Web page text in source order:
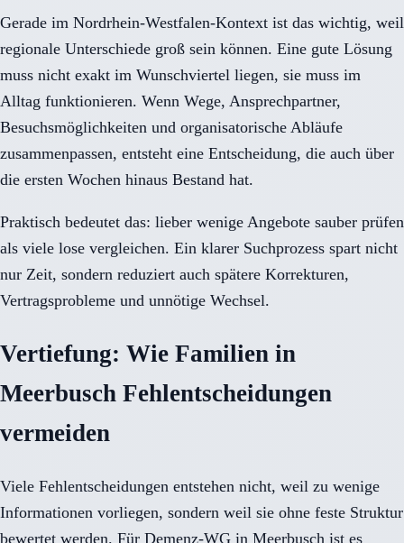
Gerade im Nordrhein-Westfalen-Kontext ist das wichtig, weil
regionale Unterschiede groß sein können. Eine gute Lösung
muss nicht exakt im Wunschviertel liegen, sie muss im
Alltag funktionieren. Wenn Wege, Ansprechpartner,
Besuchsmöglichkeiten und organisatorische Abläufe
zusammenpassen, entsteht eine Entscheidung, die auch über
die ersten Wochen hinaus Bestand hat.
Praktisch bedeutet das: lieber wenige Angebote sauber prüfen
als viele lose vergleichen. Ein klarer Suchprozess spart nicht
nur Zeit, sondern reduziert auch spätere Korrekturen,
Vertragsprobleme und unnötige Wechsel.
Vertiefung: Wie Familien in
Meerbusch Fehlentscheidungen
vermeiden
Viele Fehlentscheidungen entstehen nicht, weil zu wenige
Informationen vorliegen, sondern weil sie ohne feste Struktur
bewertet werden. Für Demenz-WG in Meerbusch ist es